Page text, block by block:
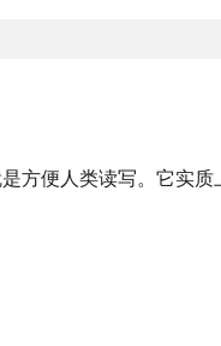
便人类读写。它实质